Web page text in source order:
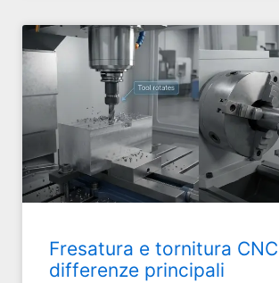
Fresatura e tornitura
differenze principali